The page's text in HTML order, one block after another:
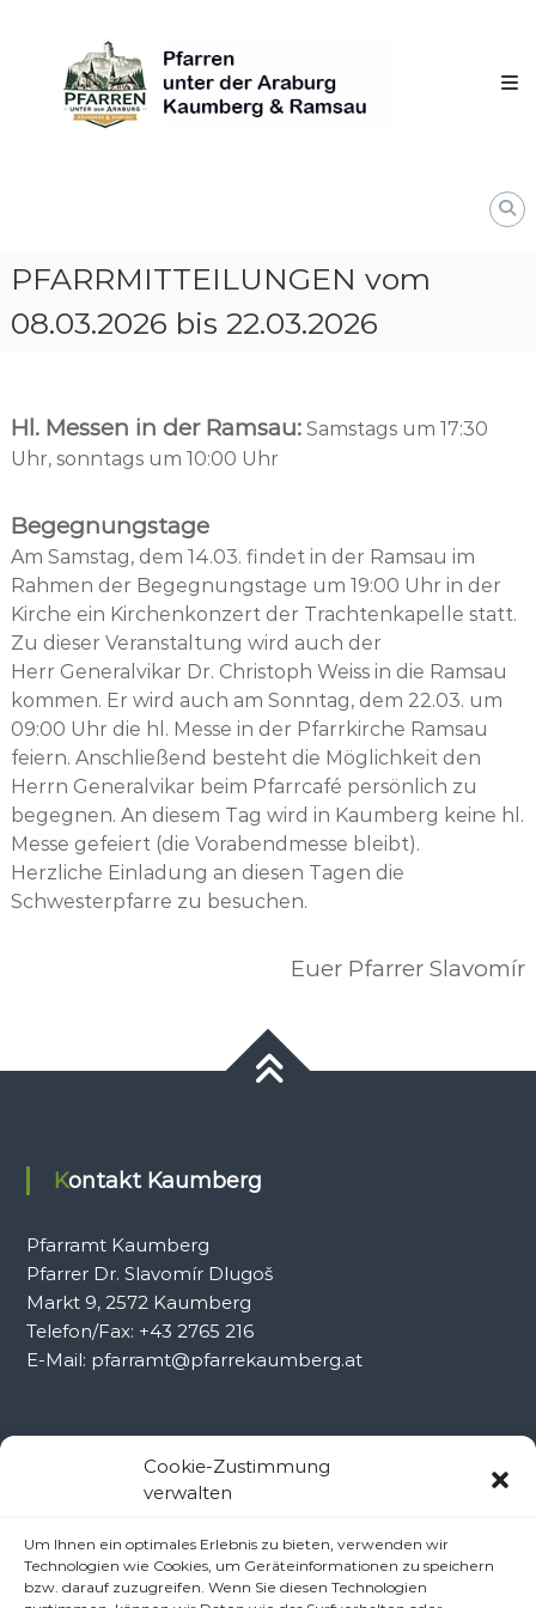
Cookie-Zustimmung
verwalten
Um Ihnen ein optimales Erlebnis zu bieten, verwenden wir
Technologien wie Cookies, um Geräteinformationen zu speichern
bzw. darauf zuzugreifen. Wenn Sie diesen Technologien
content
unter
derAraburg
Kaumberg
PFARRMITTEILUNGEN vom
08.03.2026 bis 22.03.2026
Hl. Messen in der Ramsau:Samstags um 17:30
Uhr, sonntags um 10:00 Uhr
Begegnungstage
Am Samstag, dem 14.03. findet in der Ramsau im
Rahmen der Begegnungstage um 19:00 Uhr in der
Kirche ein Kirchenkonzert der Trachtenkapelle statt.
Zu dieser Veranstaltung wird auch der
Herr Generalvikar Dr. Christoph Weiss in die Ramsau
kommen. Er wird auch am Sonntag, dem 22.03. um
09:00 Uhr die hl. Messe in der Pfarrkirche Ramsau
feiern. Anschließend besteht die Möglichkeit den
Herrn Generalvikar beim Pfarrcafé persönlich zu
begegnen. An diesem Tag wird in Kaumberg keine hl.
Messe gefeiert (die Vorabendmesse bleibt).
Herzliche Einladung an diesen Tagen die
Schwesterpfarre zu besuchen.
Euer Pfarrer Slavomír
Kontakt Kaumberg
Pfarramt Kaumberg
Pfarrer Dr. Slavomír Dlugoš
Markt 9, 2572 Kaumberg
Telefon/Fax: +43 2765 216
E-Mail: pfarramt@pfarrekaumberg.at
Kontakt Ramsau
Pfarrer Dr. Slavomír Dlugoš
Oberdörfl 8, 3172 Ramsau